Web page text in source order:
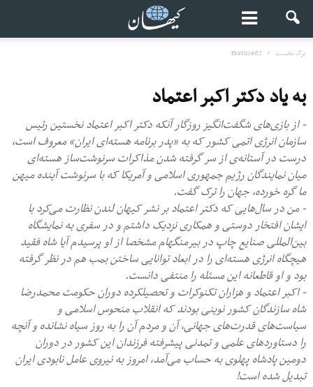
برگ نخست Featured2
به یاد دکتر اکبر اعتماد
- از بازی‌های شگفت‌انگیز روزگار آنکه دکتر اکبر اعتماد نخستین رئیس
سازمان انرژی اتمی کشور که به «پدر برنامه هسته‌ای ایران» معروف است،
درست در آستانه‌ی از سر گرفته شدن مذاکرات سرنوشت‌ساز هسته‌ای
میان نمایندگان رژیم جمهوری اسلامی و آمریکا که با سرنوشت آینده میهن
ما گره خورده، جهان را ترک گفت.
- من در سال‌هایی که دکتر اعتماد بر نشر کیهان لندن نظارت می‌کرد با
ایشان افتخار دوستی و همکاری نزدیک داشتم و در سفری به نمایشگاه
بین‌المللی صنایع چاپ در بیرمنگهام مشخصا از او پرسیدم آیا شاه فقید
هیچگاه انرژی هسته‌ای را در ابعاد توانایی ساختن بمب هم در نظر گرفته
بود و او قاطعانه این مسئله را منتفی دانست.
- اکبر اعتماد و هزاران تکنوکرات و تحصیلکرده دوران حکومت محمدرضا
شاه سازندگان کشور نوینی بودند که انقلاب منحوس اسلامی و
سیاست‌های قدرت‌های جهانی، آن و مردم آن را به روز سیاه نشانده و آنچه
را دستاوردهای علمی و تمدنی پیشرفته فرزندان این کشور در دوران
دومین پادشاه پهلوی به حساب می‌آمد، امروز به نیروی عامل نابودی ایران
تبدیل شده است!